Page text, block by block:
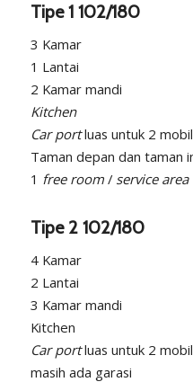
Tipe 1 102/180
3 Kamar
1 Lantai
2 Kamar mandi
Kitchen
Car portluas untuk 2 mobil
Taman depan dan taman
1 free room/ service area
Tipe 2 102/180
4 Kamar
2 Lantai
3 Kamar mandi
Kitchen
Car portluas untuk 2
masih ada garasi